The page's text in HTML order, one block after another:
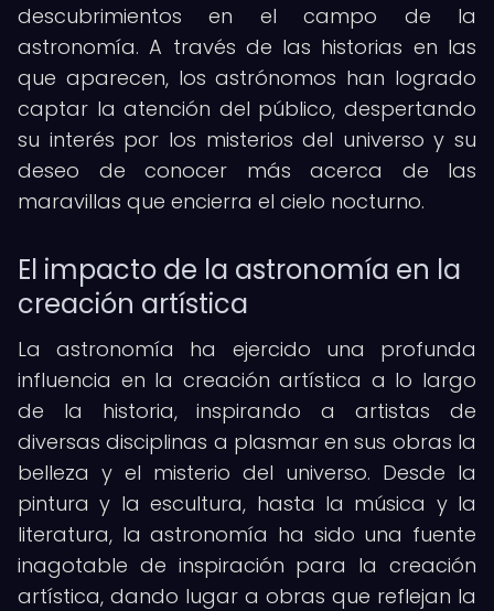
descubrimientos en el campo de la
astronomía. A través de las historias en las
que aparecen, los astrónomos han logrado
captar la atención del público, despertando
su interés por los misterios del universo y su
deseo de conocer más acerca de las
maravillas que encierra el cielo nocturno.
El impacto de la astronomía en la
creación artística
La astronomía ha ejercido una profunda
influencia en la creación artística a lo largo
de la historia, inspirando a artistas de
diversas disciplinas a plasmar en sus obras la
belleza y el misterio del universo. Desde la
pintura y la escultura, hasta la música y la
literatura, la astronomía ha sido una fuente
inagotable de inspiración para la creación
artística, dando lugar a obras que reflejan la